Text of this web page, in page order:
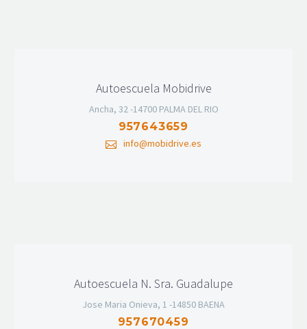
Autoescuela Mobidrive
Ancha, 32 -14700 PALMA DEL RIO
957643659
info@mobidrive.es
Autoescuela N. Sra. Guadalupe
Jose Maria Onieva, 1 -14850 BAENA
957670459